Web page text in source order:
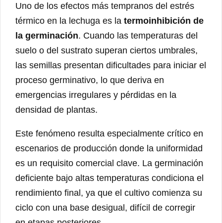
Uno de los efectos más tempranos del estrés
térmico en la lechuga es la termoinhibición de
la germinación. Cuando las temperaturas del
suelo o del sustrato superan ciertos umbrales,
las semillas presentan dificultades para iniciar el
proceso germinativo, lo que deriva en
emergencias irregulares y pérdidas en la
densidad de plantas.
Este fenómeno resulta especialmente crítico en
escenarios de producción donde la uniformidad
es un requisito comercial clave. La germinación
deficiente bajo altas temperaturas condiciona el
rendimiento final, ya que el cultivo comienza su
ciclo con una base desigual, difícil de corregir